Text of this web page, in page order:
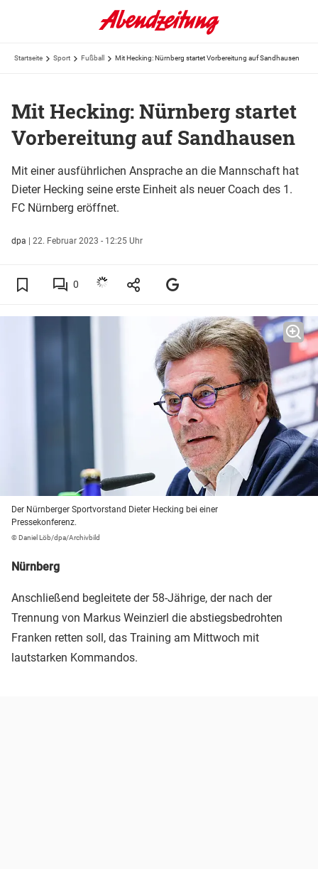
Startseite Sport Fußball Mit Hecking: Nürnberg startet Vorbereitung auf Sandhausen
Mit Hecking: Nürnberg startet
Vorbereitung auf Sandhausen
Mit einer ausführlichen Ansprache an die Mannschaft hat
Dieter Hecking seine erste Einheit als neuer Coach des 1.
FC Nürnberg eröffnet.
dpa | 22. Februar 2023 - 12:25 Uhr
0
Der Nürnberger Sportvorstand Dieter Hecking bei einer
Pressekonferenz.
© Daniel Löb/dpa/Archivbild
Nürnberg
Anschließend begleitete der 58-Jährige, der nach der
Trennung von Markus Weinzierl die abstiegsbedrohten
Franken retten soll, das Training am Mittwoch mit
lautstarken Kommandos.